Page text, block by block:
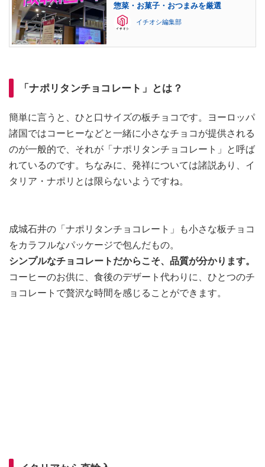
惣菜・お菓子・おつまみを厳選
イチオシ編集部
「ナポリタンチョコレート」とは？
簡単に言うと、ひと口サイズの板チョコです。ヨーロッパ
諸国ではコーヒーなどと一緒に小さなチョコが提供される
のが一般的で、それが「ナポリタンチョコレート」と呼ば
れているのです。ちなみに、発祥については諸説あり、イ
タリア・ナポリとは限らないようですね。
成城石井の「ナポリタンチョコレート」も小さな板チョコ
をカラフルなパッケージで包んだもの。
シンプルなチョコレートだからこそ、品質が分かります。
コーヒーのお供に、食後のデザート代わりに、ひとつのチ
ョコレートで贅沢な時間を感じることができます。